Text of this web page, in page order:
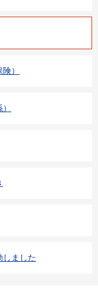
）
しました